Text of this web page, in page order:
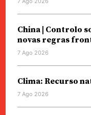
China | Controlo
novas regras
7 Ago 2026
Clima: Recurso
7 Ago 2026